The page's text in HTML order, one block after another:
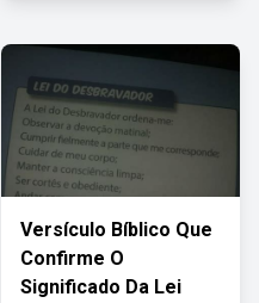
Versículo Bíblico Que
Confirme O
Significado Da Lei